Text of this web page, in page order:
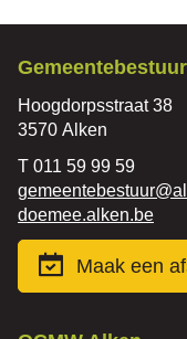
Contact
Adres
Hoogdorpsstraat 38
,3570 Alken
Tel.011 59 99 59
E-
mail
gemeentebestuur@
Website
doemee.alken.be
Maak een